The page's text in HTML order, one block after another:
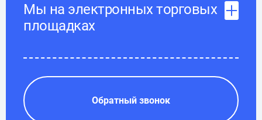
Мы на электронных торговых
площадках
Обратный звонок